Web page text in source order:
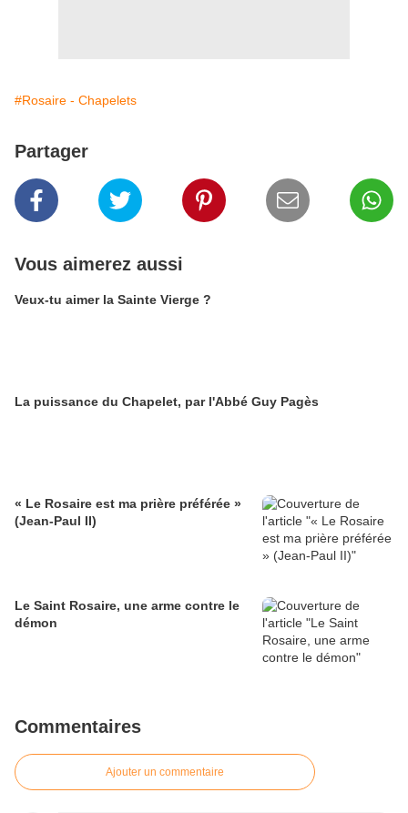
#Rosaire - Chapelets
Partager
Vous aimerez aussi
Veux-tu aimer la Sainte Vierge ?
La puissance du Chapelet, par l'Abbé Guy Pagès
« Le Rosaire est ma prière préférée »
(Jean-Paul II)
Le Saint Rosaire, une arme contre le
démon
Commentaires
Ajouter un commentaire